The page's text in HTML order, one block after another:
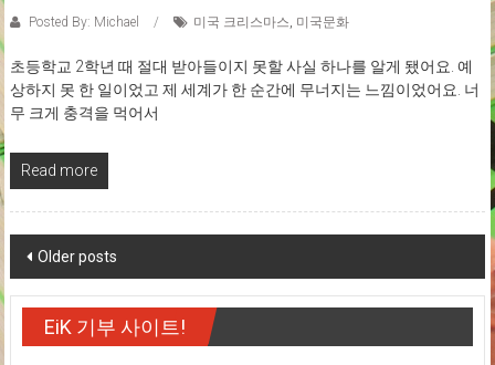
Posted By: Michael 미국 크리스마스, 미국문화
초등학교 2학년 때 절대 받아들이지 못할 사실 하나를 알게 됐어요. 예
상하지 못 한 일이었고 제 세계가 한 순간에 무너지는 느낌이었어요. 너
무 크게 충격을 먹어서
Read more
Posts
navigation
Older posts
EiK 기부 사이트!